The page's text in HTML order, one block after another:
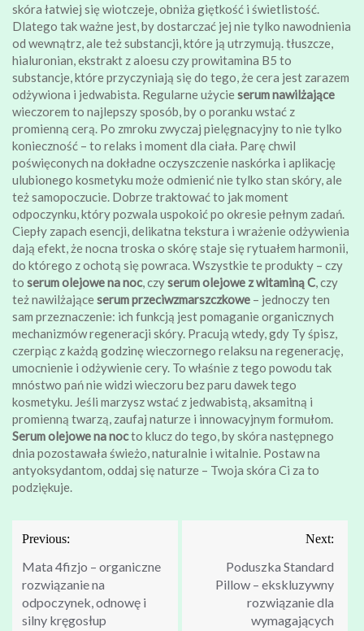
skóra łatwiej się wiotczeje, obniża giętkość i świetlistość.
Dlatego tak ważne jest, by dostarczać jej nie tylko nawodnienia
od wewnątrz, ale też substancji, które ją utrzymują. tłuszcze,
hialuronian, ekstrakt z aloesu czy prowitamina B5 to
substancje, które przyczyniają się do tego, że cera jest zarazem
odżywiona i jedwabista. Regularne użycieserum nawilżające
wieczorem to najlepszy sposób, by o poranku wstać z
promienną cerą. Po zmroku zwyczaj pielęgnacyjny to nie tylko
konieczność – to relaks i moment dla ciała. Parę chwil
poświęconych na dokładne oczyszczenie naskórka i aplikację
ulubionego kosmetyku może odmienić nie tylko stan skóry, ale
też samopoczucie. Dobrze traktować to jak moment
odpoczynku, który pozwala uspokoić po okresie pełnym zadań.
Ciepły zapach esencji, delikatna tekstura i wrażenie odżywienia
dają efekt, że nocna troska o skórę staje się rytuałem harmonii,
do którego z ochotą się powraca. Wszystkie te produkty – czy
to serum olejowe na noc, czyserum olejowe z witaminą C, czy
też nawilżająceserum przeciwzmarszczkowe – jednoczy ten
sam przeznaczenie: ich funkcją jest pomaganie organicznych
mechanizmów regeneracji skóry. Pracują wtedy, gdy Ty śpisz,
czerpiąc z każdą godzinę wieczornego relaksu na regenerację,
umocnienie i odżywienie cery. To właśnie z tego powodu tak
mnóstwo pań nie widzi wieczoru bez paru dawek tego
kosmetyku. Jeśli marzysz wstać z jedwabistą, aksamitną i
promienną twarzą, zaufaj naturze i innowacyjnym formułom.
Serum olejowe na nocto klucz do tego, by skóra następnego
dnia pozostawała świeżo, naturalnie i witalnie. Postaw na
antyoksydantom, oddaj się naturze – Twoja skóra Ci za to
podziękuje.
Nawigacja
wpisu
Previous:
Mata 4fizjo – organiczne
rozwiązanie na
odpoczynek, odnowę i
silny kręgosłup
Next:
Poduszka Standard
Pillow – ekskluzywny
rozwiązanie dla
wymagających